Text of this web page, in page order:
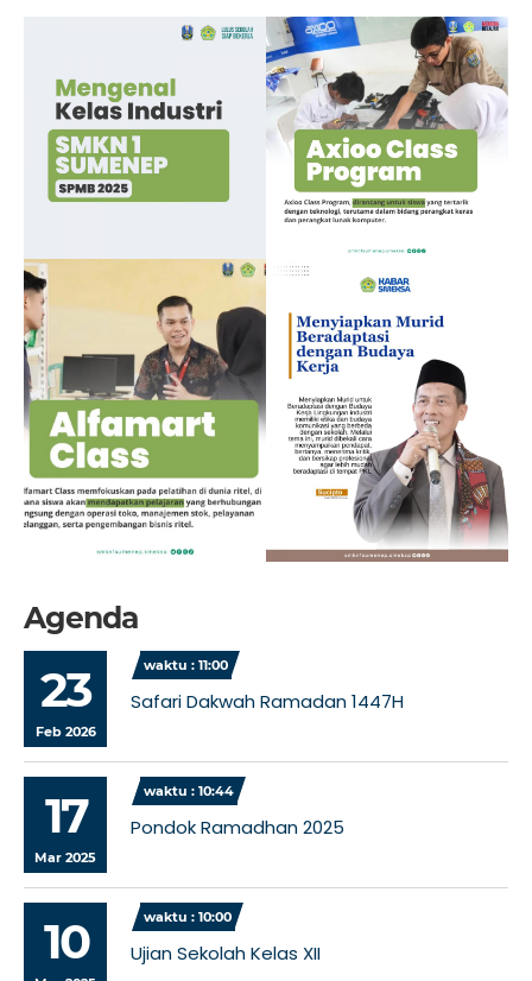
Agenda
23
Feb 2026
waktu : 11:00
Safari Dakwah Ramadan 1447H
17
Mar 2025
waktu : 10:44
Pondok Ramadhan 2025
10 waktu : 10:00
Ujian Sekolah Kelas XII